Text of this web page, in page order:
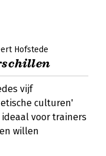
Hofstede
vijf
culturen'
voor trainers
willen